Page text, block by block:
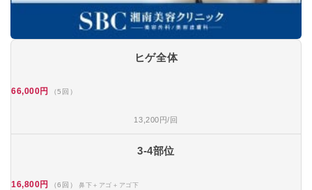
ヒゲ全体
66,000円 （5回）
13,200円/回
3-4部位
16,800円 （6回） 鼻下＋アゴ＋アゴ下